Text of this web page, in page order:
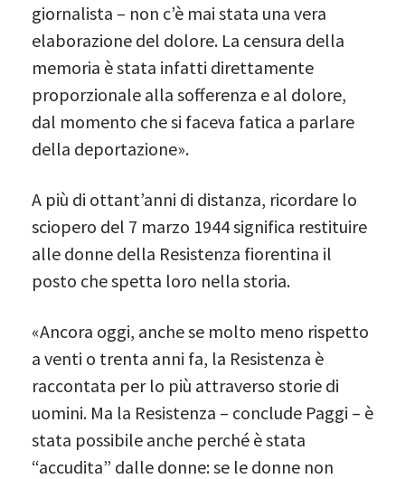
giornalista – non c’è mai stata una vera
elaborazione del dolore. La censura della
memoria è stata infatti direttamente
proporzionale alla sofferenza e al dolore,
dal momento che si faceva fatica a parlare
della deportazione».
A più di ottant’anni di distanza, ricordare lo
sciopero del 7 marzo 1944 significa restituire
alle donne della Resistenza fiorentina il
posto che spetta loro nella storia.
«Ancora oggi, anche se molto meno rispetto
a venti o trenta anni fa, la Resistenza è
raccontata per lo più attraverso storie di
uomini. Ma la Resistenza – conclude Paggi – è
stata possibile anche perché è stata
“accudita” dalle donne: se le donne non